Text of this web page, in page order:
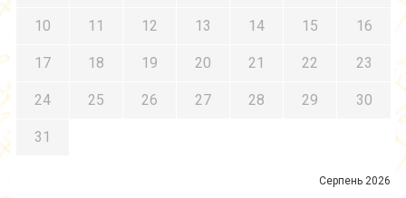
Серпень 2026
10 11 12 13 14 15 16
17 18 19 20 21 22 23
24 25 26 27 28 29 30
31